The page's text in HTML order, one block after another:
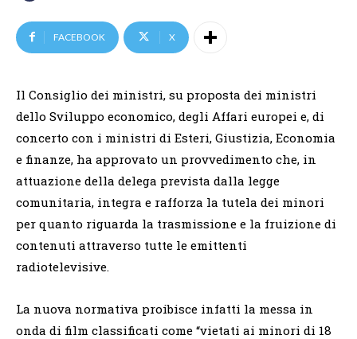
FACEBOOK X
Il Consiglio dei ministri, su proposta dei ministri
dello Sviluppo economico, degli Affari europei e, di
concerto con i ministri di Esteri, Giustizia, Economia
e finanze, ha approvato un provvedimento che, in
attuazione della delega prevista dalla legge
comunitaria, integra e rafforza la tutela dei minori
per quanto riguarda la trasmissione e la fruizione di
contenuti attraverso tutte le emittenti
radiotelevisive.
La nuova normativa proibisce infatti la messa in
onda di film classificati come “vietati ai minori di 18